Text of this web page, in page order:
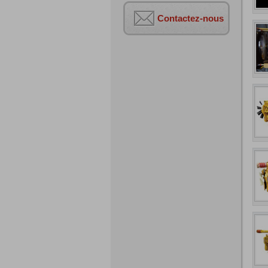
Contactez-nous